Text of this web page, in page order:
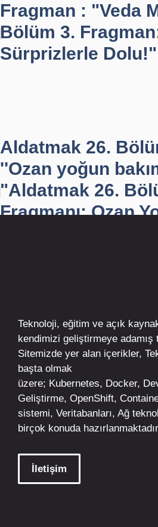
Fragman : "Veda
Bölüm 3.
Sürprizlerle
Aldatmak 26.
''Ozan yoğun
"Aldatmak 26.
Fragmanı: Ozan
Teknoloji, eğitim ve açık
kendimizi geliştirmeye adamış
Sitemizde yer alan içerikler,
başta olmak
üzere; Kubernetes, Docker,
Geliştirme, OpenShift,
sistemi, Veritabanları, Ağ
birçok konuda hazırlanmaktadır
İletişim